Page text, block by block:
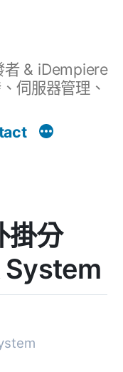
& iDempiere
伺服器管理、
掛分
System